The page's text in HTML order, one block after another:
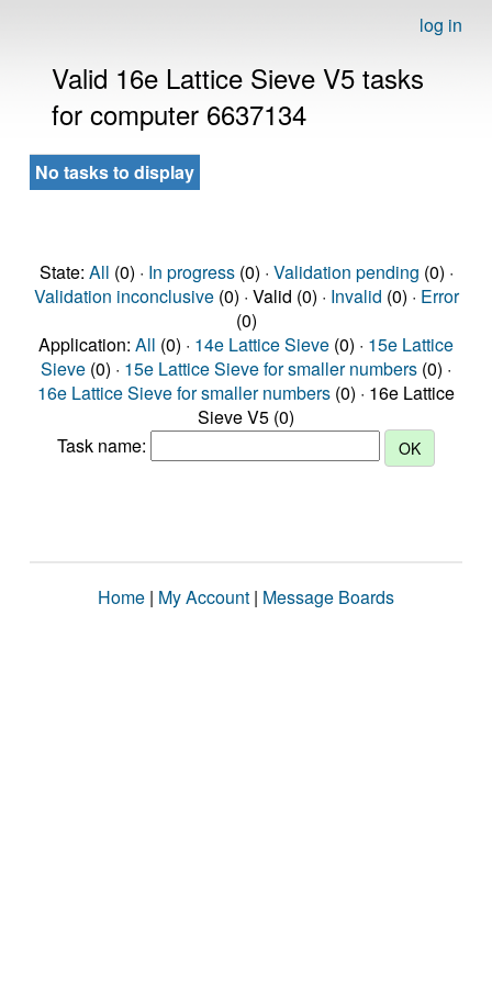
log in
Valid 16e Lattice Sieve V5 tasks
for computer 6637134
No tasks to display
State: All (0) · In progress(0) · Validation pending (0) ·
Validation inconclusive(0) · Valid (0) · Invalid (0) · Error
(0)
Application: All (0) · 14e Lattice Sieve (0) · 15e Lattice
Sieve (0) · 15e Lattice Sieve for smaller numbers (0) ·
16e Lattice Sieve for smaller numbers (0) · 16e Lattice
Sieve V5 (0)
Task name:
Home | My Account | Message Boards